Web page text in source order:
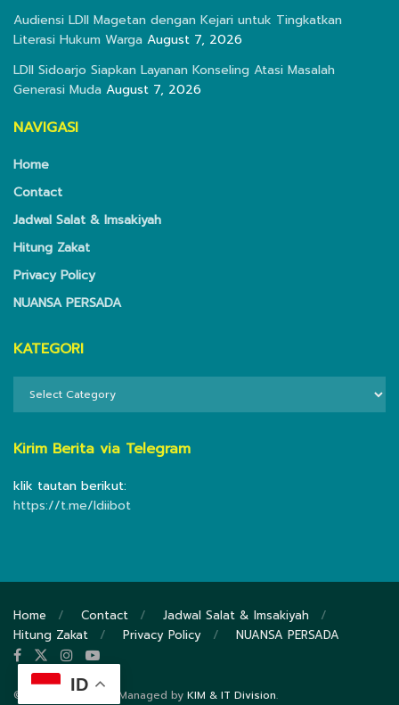
Audiensi LDII Magetan dengan Kejari untuk Tingkatkan
Literasi Hukum Warga August 7, 2026
LDII Sidoarjo Siapkan Layanan Konseling Atasi Masalah
Generasi Muda August 7, 2026
NAVIGASI
Home
Contact
Jadwal Salat & Imsakiyah
Hitung Zakat
Privacy Policy
NUANSA PERSADA
KATEGORI
Kirim Berita via Telegram
klik tautan berikut:
https://t.me/ldiibot
Home Contact
Jadwal Salat & Imsakiyah
Hitung Zakat
Privacy Policy NUANSA PERSADA
© 2020 DPP LDII - Managed by KIM & IT Division.
ID